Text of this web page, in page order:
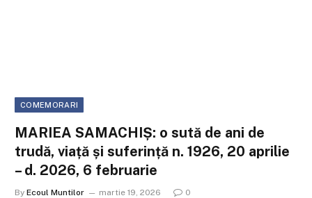
COMEMORARI
In Memoriam: Mihai C. Băcescu (1908–
1999) – Savantul care a adus Oceanul la
București
By Ecoul Muntilor martie 9, 2026